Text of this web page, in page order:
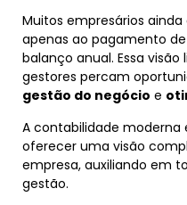
Muitos empresários
apenas ao pagamento
balanço anual. Essa
gestores percam
gestão do negócio e
A contabilidade moderna
oferecer uma visão
empresa, auxiliando em
gestão.